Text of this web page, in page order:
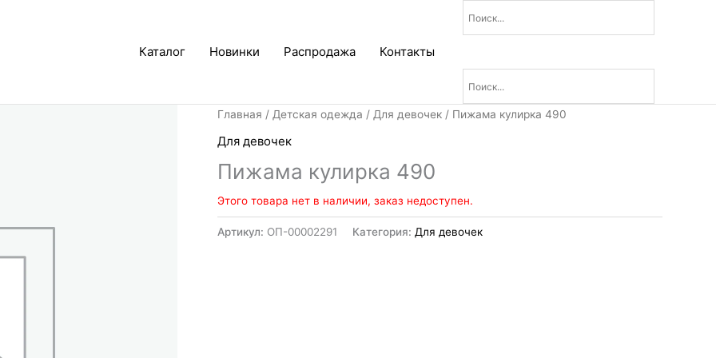
Каталог Новинки Распродажа Контакты
Главная / Детская одежда / Для девочек / Пижама кулирка 490
Для девочек
Пижама кулирка 490
Этого товара нет в наличии, заказ недоступен.
Артикул: ОП-00002291 Категория:Для девочек